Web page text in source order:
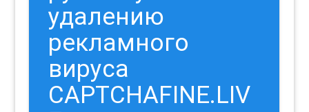
удалению
рекламного
вируса
CAPTCHAFINE.LIV